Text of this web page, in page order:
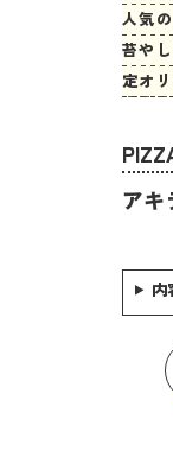
人気
苔や
定オ
アキ
内